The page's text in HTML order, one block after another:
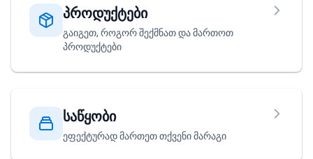
პროდუქტები
გაიგეთ, როგორ შექმნათ და მართოთ
პროდუქტები
საწყობი
ეფექტურად მართეთ თქვენი მარაგი